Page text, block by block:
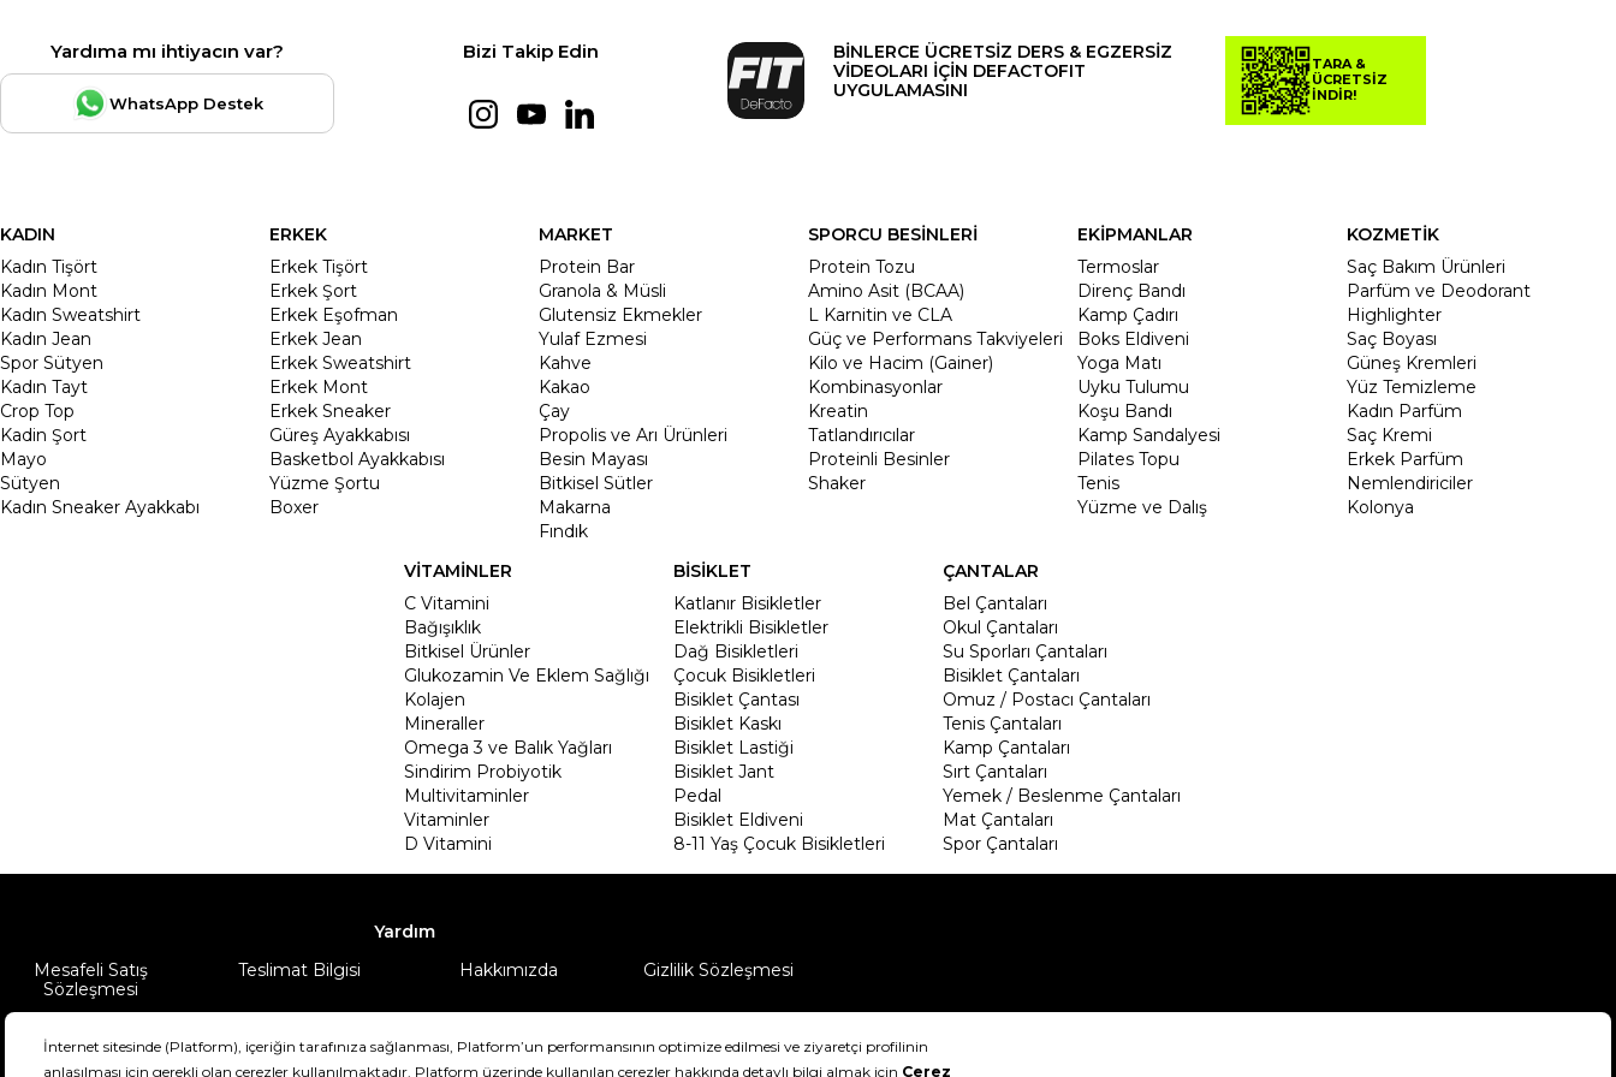
Yardıma mı ihtiyacın var?
WhatsApp Destek
Bizi Takip Edin
BİNLERCE ÜCRETSİZ DERS & EGZERSİZ
VİDEOLARI İÇİN DEFACTOFIT
UYGULAMASINI
TARA &
ÜCRETSİZ
İNDİR!
KADIN
Kadın Tişört
Kadın Mont
Kadın Sweatshirt
Kadın Jean
Spor Sütyen
Kadın Tayt
Crop Top
Kadin Şort
Mayo
Sütyen
Kadın Sneaker Ayakkabı
ERKEK
Erkek Tişört
Erkek Şort
Erkek Eşofman
Erkek Jean
Erkek Sweatshirt
Erkek Mont
Erkek Sneaker
Güreş Ayakkabısı
Basketbol Ayakkabısı
Yüzme Şortu
Boxer
MARKET
Protein Bar
Granola & Müsli
Glutensiz Ekmekler
Yulaf Ezmesi
Kahve
Kakao
Çay
Propolis ve Arı Ürünleri
Besin Mayası
Bitkisel Sütler
Makarna
Fındık
SPORCU BESİNLERİ
Protein Tozu
Amino Asit (BCAA)
L Karnitin ve CLA
Güç ve Performans Takviyeleri
Kilo ve Hacim (Gainer)
Kombinasyonlar
Kreatin
Tatlandırıcılar
Proteinli Besinler
Shaker
EKİPMANLAR
Termoslar
Direnç Bandı
Kamp Çadırı
Boks Eldiveni
Yoga Matı
Uyku Tulumu
Koşu Bandı
Kamp Sandalyesi
Pilates Topu
Tenis
Yüzme ve Dalış
KOZMETİK
Saç Bakım Ürünleri
Parfüm ve Deodorant
Highlighter
Saç Boyası
Güneş Kremleri
Yüz Temizleme
Kadın Parfüm
Saç Kremi
Erkek Parfüm
Nemlendiriciler
Kolonya
VİTAMİNLER
C Vitamini
Bağışıklık
Bitkisel Ürünler
Glukozamin Ve Eklem Sağlığı
Kolajen
Mineraller
Omega 3 ve Balık Yağları
Sindirim Probiyotik
Multivitaminler
Vitaminler
D Vitamini
BİSİKLET
Katlanır Bisikletler
Elektrikli Bisikletler
Dağ Bisikletleri
Çocuk Bisikletleri
Bisiklet Çantası
Bisiklet Kaskı
Bisiklet Lastiği
Bisiklet Jant
Pedal
Bisiklet Eldiveni
8-11 Yaş Çocuk Bisikletleri
ÇANTALAR
Bel Çantaları
Okul Çantaları
Su Sporları Çantaları
Bisiklet Çantaları
Omuz / Postacı Çantaları
Tenis Çantaları
Kamp Çantaları
Sırt Çantaları
Yemek / Beslenme Çantaları
Mat Çantaları
Spor Çantaları
Yardım
Mesafeli Satış
Sözleşmesi
Teslimat Bilgisi Hakkımızda Gizlilik Sözleşmesi